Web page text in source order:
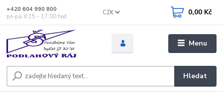
Menu
CZK
Hledat
+420 604 990 800
po-pá 8:15 - 17:00 hod
0,00 Kč